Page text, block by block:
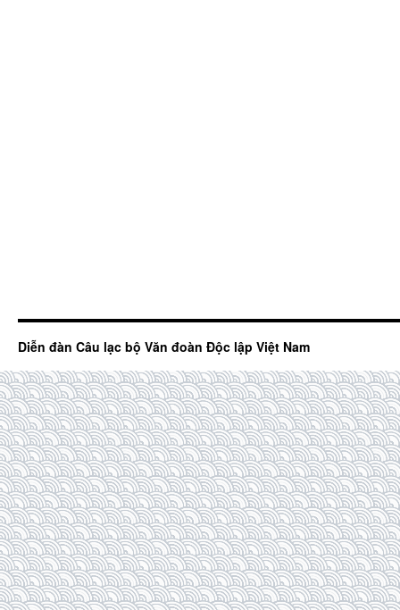
Diễn đàn Câu lạc bộ Văn đoàn Độc lập Việt Nam